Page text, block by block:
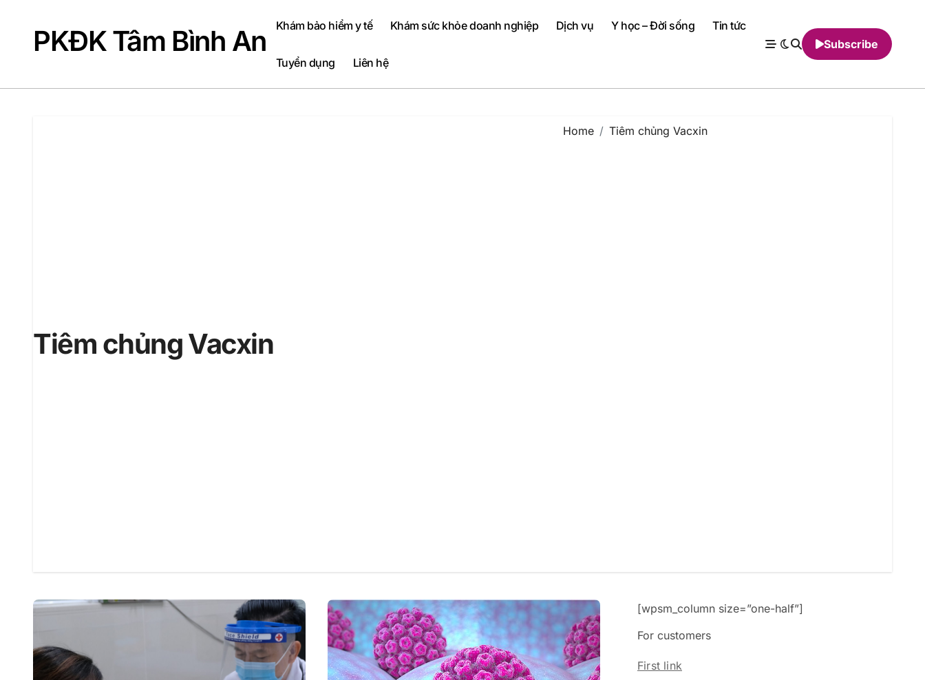
PKĐK Tâm Bình An Khám bảo hiểm y tế Khám sức khỏe doanh nghiệp Dịch vụ Y học – Đời sống Tin tức
Tuyển dụng Liên hệ
Subscribe
Tiêm chủng Vacxin
Home Tiêm chủng Vacxin
[wpsm_column size=”one-half”]
For customers
First link